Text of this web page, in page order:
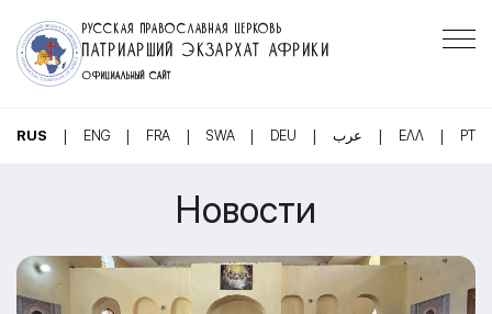
РУССКАЯ ПРАВОСЛАВНАЯ ЦЕРКОВЬ
ПАТРИАРШИЙ ЭКЗАРХАТ АФРИКИ
ОФИЦИАЛЬНЫЙ САЙТ
RUS | ENG | FRA | SWA | DEU | عرب | ΕΛΛ | PT
Новости